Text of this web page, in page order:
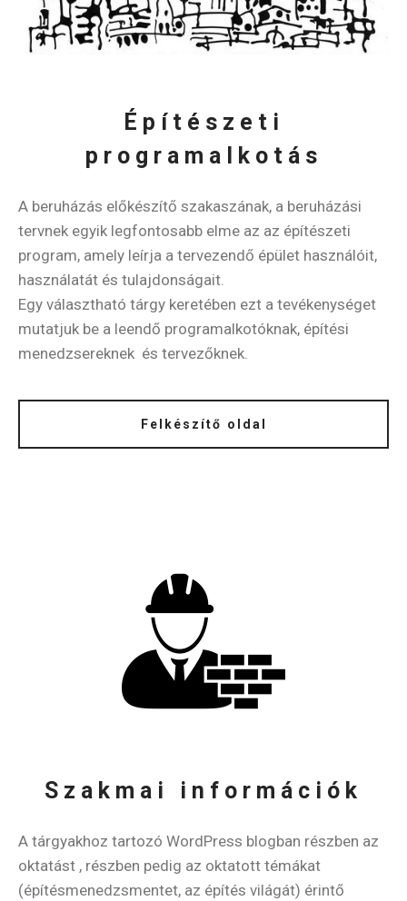
Építészeti
programalkotás
A beruházás előkészítő szakaszának, a beruházási
tervnek egyik legfontosabb elme az az építészeti
program, amely leírja a tervezendő épület használóit,
használatát és tulajdonságait.
Egy választható tárgy keretében ezt a tevékenységet
mutatjuk be a leendő programalkotóknak, építési
menedzsereknek és tervezőknek.
Felkészítő oldal
Szakmai információk
A tárgyakhoz tartozó WordPress blogban részben az
oktatást , részben pedig az oktatott témákat
(építésmenedzsmentet, az építés világát) érintő